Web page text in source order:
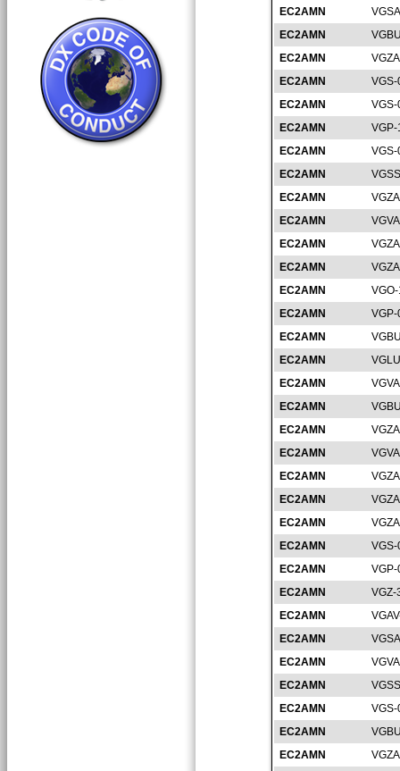
EC2AMN
EC2AMN
EC2AMN
EC2AMN
EC2AMN
EC2AMN
EC2AMN
VGS-
EC2AMN
EC2AMN
EC2AMN
EC2AMN
EC2AMN
EC2AMN
EC2AMN
EC2AMN
EC2AMN
EC2AMN
EC2AMN
EC2AMN
EC2AMN
EC2AMN
EC2AMN
EC2AMN
EC2AMN
EC2AMN
EC2AMN
VGZ-
EC2AMN
EC2AMN
EC2AMN
EC2AMN
EC2AMN
EC2AMN
EC2AMN